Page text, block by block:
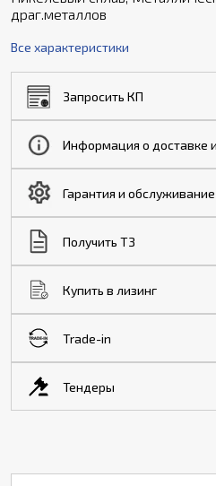
драг.металлов
Все характеристики
Запросить КП
Информация о доставке
Гарантия и обслуживание
Получить ТЗ
Купить в лизинг
Trade-in
Тендеры